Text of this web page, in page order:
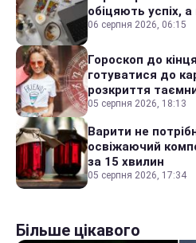
обіцяють успіх,
06 серпня 2026, 06:15
Гороскоп до
готуватися до
розкриття
05 серпня 2026, 18:13
Варити не
освіжаючий
за 15 хвилин
05 серпня 2026, 17:34
Більше цікавого